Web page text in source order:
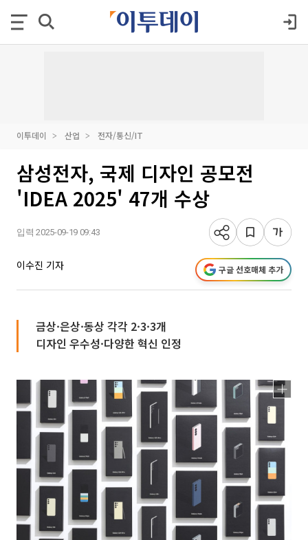
이투데이 산업 전자/통신/IT
삼성전자, 국제 디자인 공모전
'IDEA 2025' 47개 수상
입력 2025-09-19 09:43
이수진 기자 구글 선호매체 추가
금상·은상·동상 각각 2·3·3개
디자인 우수성·다양한 혁신 인정